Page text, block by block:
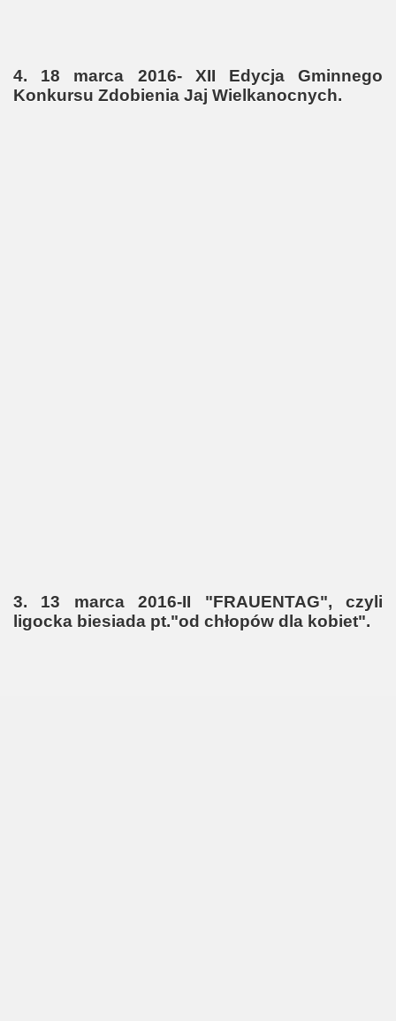
4. 18 marca 2016- XII Edycja Gminnego
Konkursu Zdobienia Jaj Wielkanocnych.
3. 13 marca 2016-II "FRAUENTAG", czyli
ligocka biesiada pt."od chłopów dla kobiet".